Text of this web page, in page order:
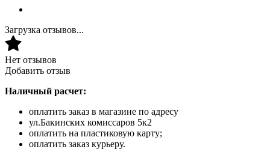
Загрузка отзывов...
Нет отзывов
Добавить отзыв
Наличный расчет:
оплатить заказ в магазине по адресу
ул.Бакинских комиссаров 5к2
оплатить на пластиковую карту;
оплатить заказ курьеру.